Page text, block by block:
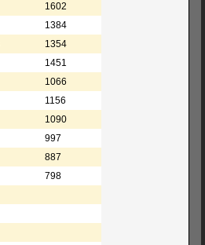
1602
1384
1354
1451
1066
1156
1090
997
887
798